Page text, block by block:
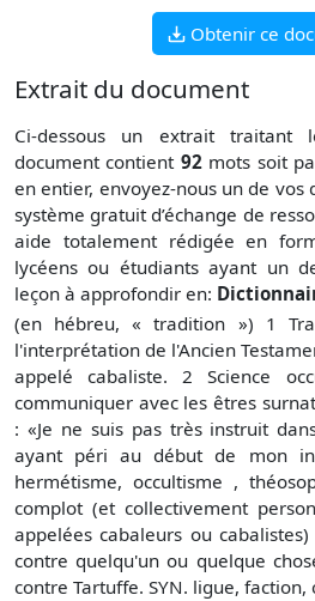
Obtenir ce
Extrait du document
Ci-dessous un extrait
document contient 92mots soit
en entier, envoyez-nous un de vos
système gratuitd’échange de
aide totalement rédigée en
lycéens ou étudiants ayant un
leçon à approfondir en:
(en hébreu, « tradition ») 1
l'interprétation de l'Ancien
appelé cabaliste. 2 Science
communiquer avec les êtres
: «Je ne suis pas très instruit
ayant péri au début de mon
hermétisme, occultisme ,
complot (et collectivement
appelées cabaleurs ou
contre quelqu'un ou quelque
contre Tartuffe. SYN. ligue,